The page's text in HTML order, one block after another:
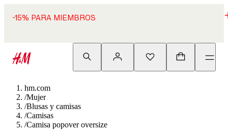
-15% PARA MIEMBROS
hm.com
/Mujer
/Blusas y camisas
/Camisas
/Camisa popover oversize